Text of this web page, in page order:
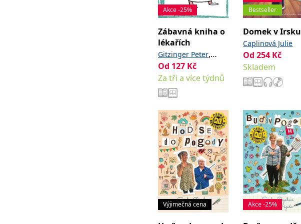
Akce -25%
Zábavná kniha o
lékařích
Gitzinger Peter,
Höke Linus,
Schmelzer Roger
Od 127 Kč
Za tři a více týdnů
Bestseller
Domek v Irsku
Caplinová Julie
Od254 Kč
Skladem
Výjimečná cena Akce -25%